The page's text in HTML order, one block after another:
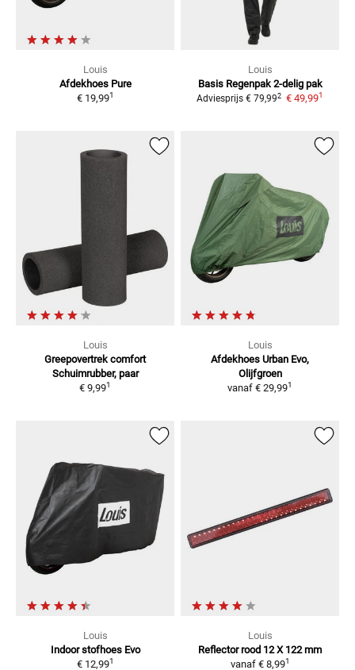
Louis
Afdekhoes Pure
€ 19,991
Louis
Basis Regenpak 2-delig pak
Adviesprijs € 79,992 € 49,991
Louis
Greepovertrek comfort
Schuimrubber, paar
€ 9,991
Louis
Afdekhoes Urban Evo,
Olijfgroen
vanaf € 29,991
Louis
Indoor stofhoes Evo
€ 12,991
Louis
Reflector rood 12 X 122 mm
vanaf € 8,991